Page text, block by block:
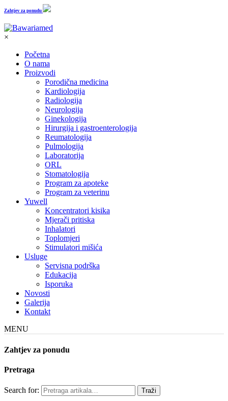
Zahtjev za ponudu
×
Početna
O nama
Proizvodi
Porodična medicina
Kardiologija
Radiologija
Neurologija
Ginekologija
Hirurgija i gastroenterologija
Reumatologija
Pulmologija
Laboratorija
ORL
Stomatologija
Program za apoteke
Program za veterinu
Yuwell
Koncentratori kisika
Mjerači pritiska
Inhalatori
Toplomjeri
Stimulatori mišića
Usluge
Servisna podrška
Edukacija
Isporuka
Novosti
Galerija
Kontakt
MENU
Zahtjev za ponudu
Pretraga
Search for: